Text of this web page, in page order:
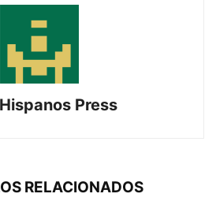
Press
RELACIONADOS